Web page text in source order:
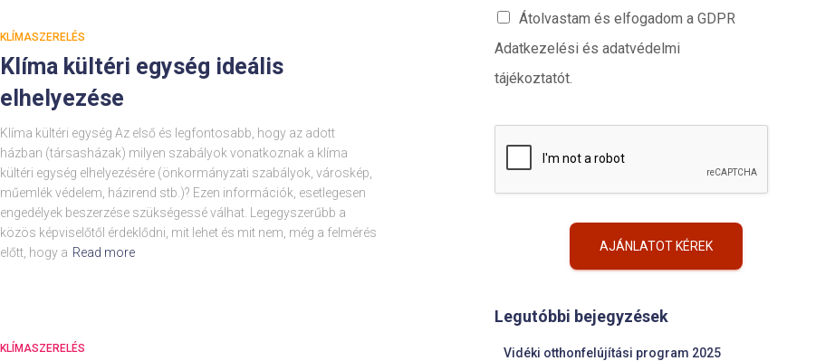
KLÍMASZERELÉS
Klíma kültéri egység ideális
elhelyezése
Klíma kültéri egység Az első és legfontosabb, hogy az adott
házban (társasházak) milyen szabályok vonatkoznak a klíma
kültéri egység elhelyezésére (önkormányzati szabályok, városkép,
műemlék védelem, házirend stb.)? Ezen információk, esetlegesen
engedélyek beszerzése szükségessé válhat. Legegyszerűbb a
közös képviselőtől érdeklődni, mit lehet és mit nem, még a felmérés
előtt, hogy a Read more
KLÍMASZERELÉS
Átolvastam és elfogadom a GDPR
Adatkezelési és adatvédelmi
tájékoztatót.
AJÁNLATOT KÉREK
Legutóbbi bejegyzések
Vidéki otthonfelújítási program 2025